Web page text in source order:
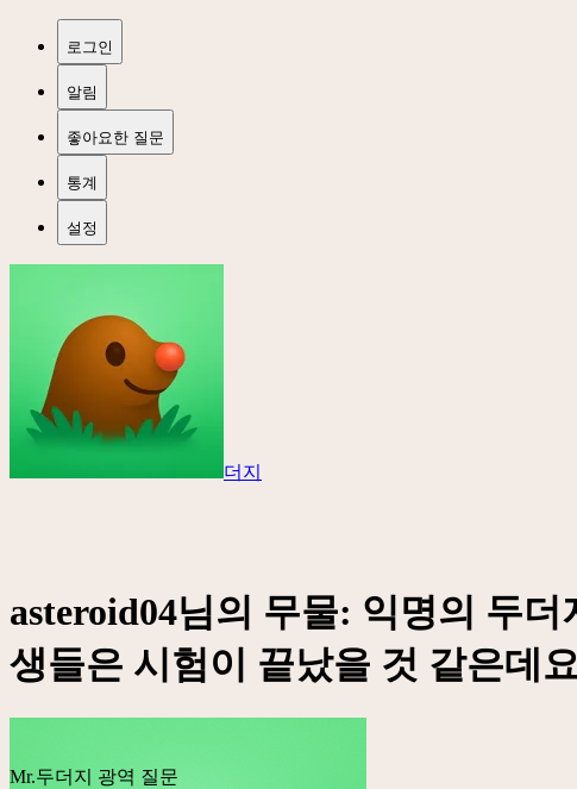
로그인
알림
좋아요한 질문
통계
설정
더지
asteroid04님의 무물: 익명의 두
생들은 시험이 끝났을 것 같은데
Mr.두더지
광역 질문